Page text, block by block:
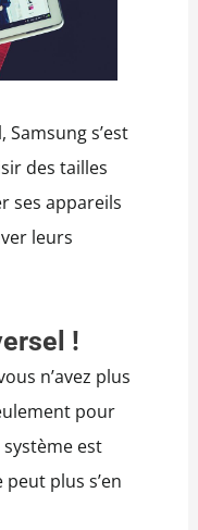
s’est
des tailles
ses appareils
leurs
!
n’avez plus
pour
est
plus s’en